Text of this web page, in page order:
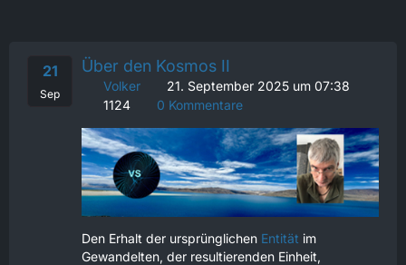
21
Sep
Über den Kosmos II
Volker
21. September 2025 um 07:38
1124
0 Kommentare
Den Erhalt der ursprünglichen Entität im
Gewandelten, der resultierenden Einheit,